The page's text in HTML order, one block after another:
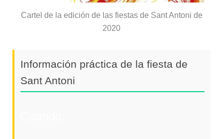
Cartel de la edición de las fiestas de Sant Antoni de
2020
Información práctica de la fiesta de
Sant Antoni